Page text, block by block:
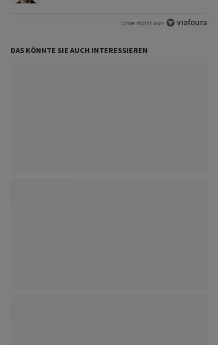
Unterstützt von
DAS KÖNNTE SIE AUCH INTERESSIEREN